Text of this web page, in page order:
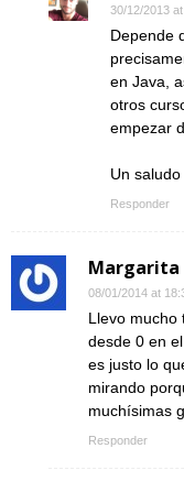
30/12/2013
Depende
en Java,
otros
empezar
Un saludo
Responder
Margarita
08/01/2014 at
Llevo mucho
desde 0 en
es justo lo
mirando
muchísimas
Responder